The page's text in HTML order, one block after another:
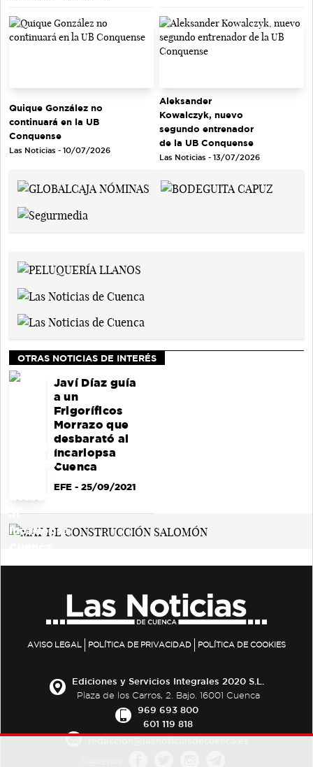
Quique González no
continuará en la UB
Conquense
Las Noticias - 10/07/2026
Aleksander
Kowalczyk, nuevo
segundo entrenador
de la UB Conquense
Las Noticias - 13/07/2026
OTRAS NOTICIAS DE INTERÉS
Javí Díaz guía
a un
Frigoríficos
Morrazo que
desbarató al
Incarlopsa
Cuenca
EFE- 25/09/2021
AVISO LEGAL POLÍTICA DE PRIVACIDAD POLÍTICA DE COOKIES
Ediciones y Servicios Integrales 2020 S.L.
Plaza de los Carros, 2. Bajo. 16001 Cuenca
969 693 800
601 119 818